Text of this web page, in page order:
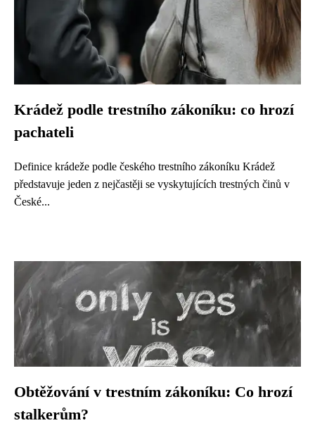
Krádež podle trestního zákoníku: co hrozí
pachateli
Definice krádeže podle českého trestního zákoníku Krádež
představuje jeden z nejčastěji se vyskytujících trestných činů v
České...
Obtěžování v trestním zákoníku: Co hrozí
stalkerům?